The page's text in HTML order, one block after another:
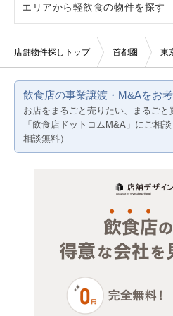
10坪以下
20坪以下
3階以上
バー・クラブ
美容室・理容室
医療・歯科・クリニック
物販・小売
イタリア料理
鉄板焼き・お好み焼
カラオケ・パブ・スナック
バー
東京23区
東京都下
千葉
埼玉
エリアから軽飲食の物件を探す
東京23区
神奈川
千葉
店舗物件探しトップ 首都圏 東
飲食店の事業譲渡・M&Aをお
お店をまるごと売りたい、まるごと
「飲食店ドットコムM&A」にご相
相談無料）